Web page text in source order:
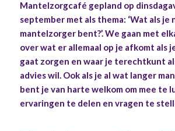
Mantelzorgcafé gepland op
september met als thema: ‘Wat als je
mantelzorger bent?’.We gaan met
over wat er allemaal op je afkomt als
gaat zorgen en waar je terechtkunt
advies wil. Ook als je al wat langer
bent je van harte welkom om mee te
ervaringen te delen en vragen te